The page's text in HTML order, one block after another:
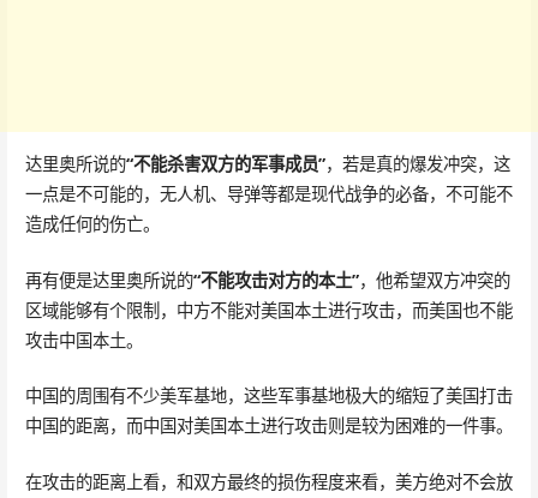
达里奥所说的“不能杀害双方的军事成员”，若是真的爆发冲突，这
一点是不可能的，无人机、导弹等都是现代战争的必备，不可能不
造成任何的伤亡。
再有便是达里奥所说的“不能攻击对方的本土”，他希望双方冲突的
区域能够有个限制，中方不能对美国本土进行攻击，而美国也不能
攻击中国本土。
中国的周围有不少美军基地，这些军事基地极大的缩短了美国打击
中国的距离，而中国对美国本土进行攻击则是较为困难的一件事。
在攻击的距离上看，和双方最终的损伤程度来看，美方绝对不会放